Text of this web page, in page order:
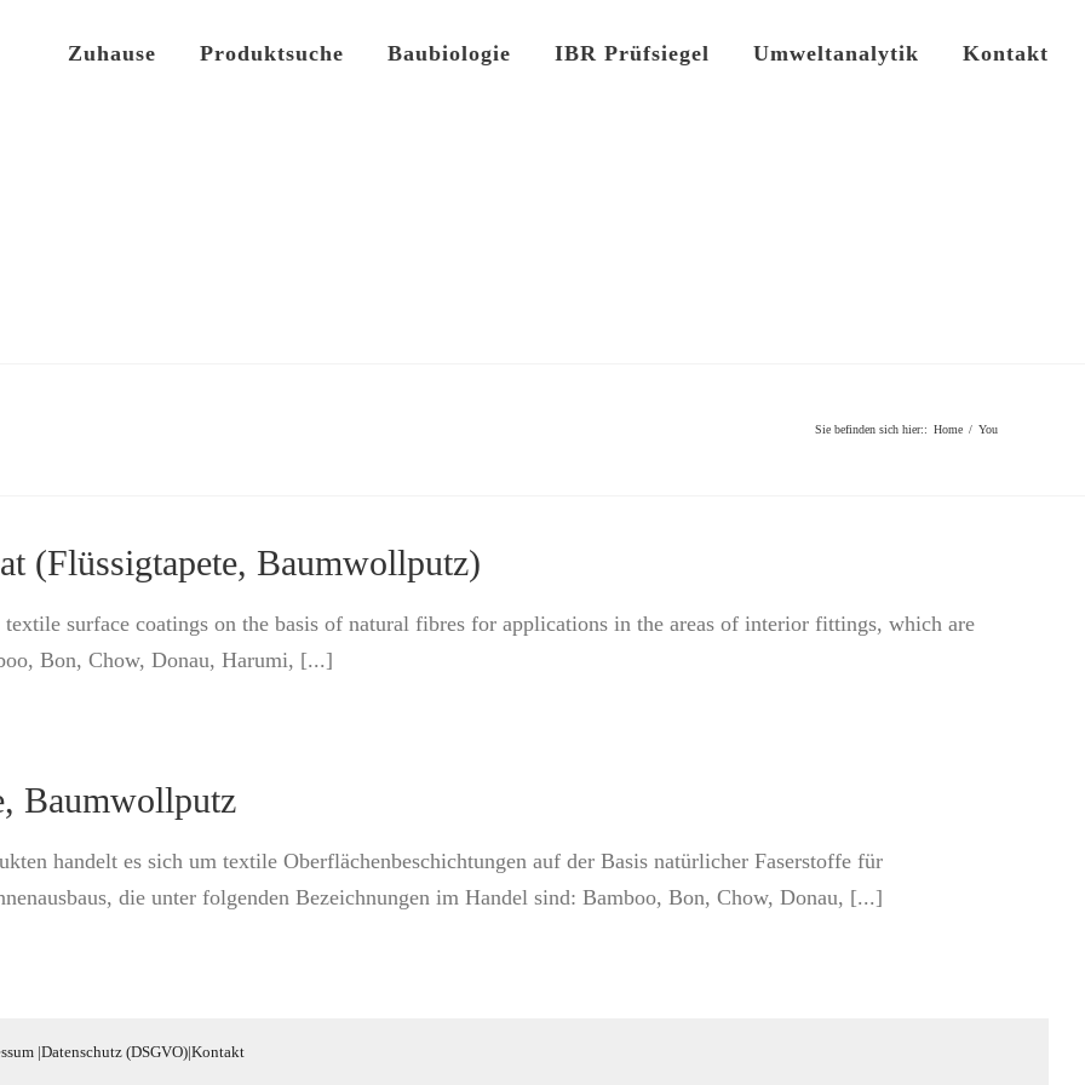
Zuhause Produktsuche Baubiologie IBR Prüfsiegel Umweltanalytik Kontakt
Sie befinden sich hier:: Home / You
(Flüssigtapete, Baumwollputz)
surface coatings on the basis of natural fibres for applications in the areas of interior fittings, which are
Bon, Chow, Donau, Harumi, [...]
Baumwollputz
handelt es sich um textile Oberflächenbeschichtungen auf der Basis natürlicher Faserstoffe für
die unter folgenden Bezeichnungen im Handel sind: Bamboo, Bon, Chow, Donau, [...]
|Datenschutz (DSGVO)|Kontakt